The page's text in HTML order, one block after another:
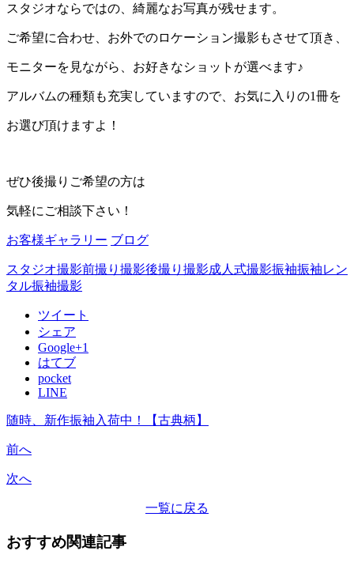
スタジオならではの、綺麗なお写真が残せます。
ご希望に合わせ、お外でのロケーション撮影もさせて頂き、
モニターを見ながら、お好きなショットが選べます♪
アルバムの種類も充実していますので、お気に入りの1冊を
お選び頂けますよ！
ぜひ後撮りご希望の方は
気軽にご相談下さい！
お客様ギャラリー ブログ
スタジオ撮影前撮り撮影後撮り撮影成人式撮影振袖振袖レン
タル振袖撮影
ツイート
シェア
Google+1
はてブ
pocket
LINE
随時、新作振袖入荷中！【古典柄】
前へ
次へ
一覧に戻る
おすすめ関連記事